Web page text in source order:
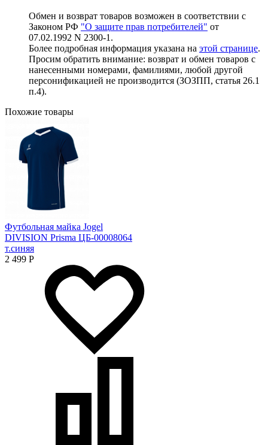
Обмен и возврат товаров возможен в соответствии с
Законом РФ "О защите прав потребителей" от
07.02.1992 N 2300-1.
Более подробная информация указана на этой странице.
Просим обратить внимание: возврат и обмен товаров с
нанесенными номерами, фамилиями, любой другой
персонификацией не производится (ЗОЗПП, статья 26.1
п.4).
Похожие товары
Футбольная майка Jogel
DIVISION Prisma ЦБ-00008064
т.синяя
2 499 Р